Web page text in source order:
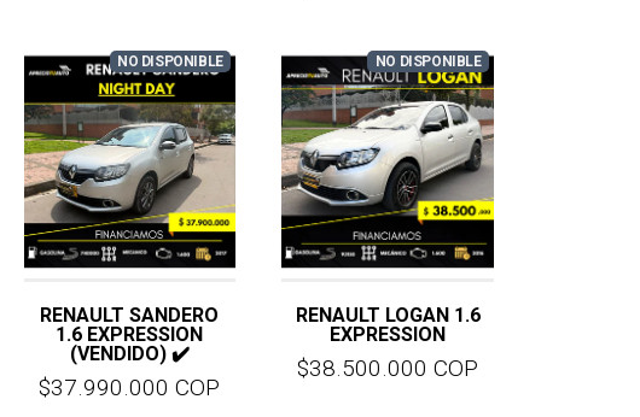
NO DISPONIBLE
RENAULT SANDERO
1.6 EXPRESSION
(VENDIDO) ✔️
$37.990.000 COP
NO DISPONIBLE
RENAULT LOGAN 1.6
EXPRESSION
$38.500.000 COP